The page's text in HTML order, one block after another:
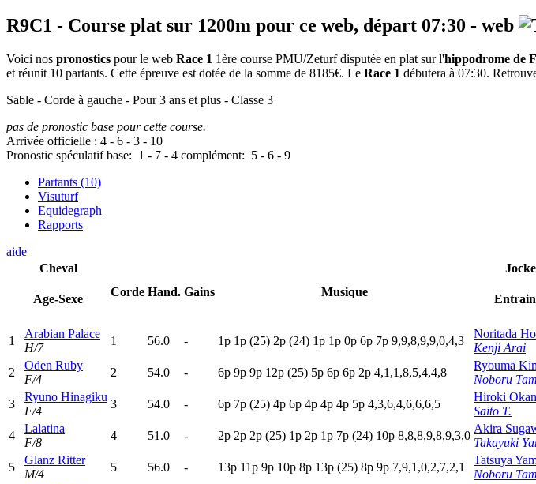
R9C1 - Course plat sur 1200m pour ce web, départ 07:30 - web
Voici nos pronostics pour le web Race 1 1ère course PMU/Zeturf disputée en plat sur l'hippodrome de
et réunit 10 partants. Cette épreuve est dotée de la somme de 8185€. Le Race 1 débutera à 07:30.
Sable - Corde à gauche - Pour 3 ans et plus - Classe 3
pas de pronostic base pour cette course.
Arrivée officielle : 4 - 6 - 3 - 10
Pronostic spéculatif base: 1 - 7 - 4 complément: 5 - 6 - 9
Partants (10)
Visuturf
Equidegraph
Rapports
aide
Cheval
Age-Sexe
Corde Hand. Gains Musique
1
Arabian Palace
H/7
1 56.0 - 1p 1p (25) 2p (24) 1p 1p 0p 6p 7p 9,9,8,9,9,0,4,3
Noritada
Kenji Arai
2
Oden Ruby
F/4
2 54.0 - 6p 9p 9p 12p (25) 5p 6p 6p 2p 4,1,1,8,5,4,4,8
Ryouma
Noboru
3
Ryuno Hinagiku
F/4
3 54.0 - 6p 7p (25) 4p 6p 4p 4p 4p 5p 4,3,6,4,6,6,6,5
Hiroki
Saito T.
4
Lalatina
F/8
4 51.0 - 2p 2p 2p (25) 1p 2p 1p 7p (24) 10p 8,8,8,9,8,9,3,0
Akira
Takayuki
5
Glanz Ritter
M/4
5 56.0 - 13p 11p 9p 10p 8p 13p (25) 8p 9p 7,9,1,0,2,7,2,1
Tatsuya
Noboru